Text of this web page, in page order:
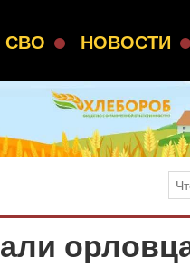
СВО НОВОСТИ